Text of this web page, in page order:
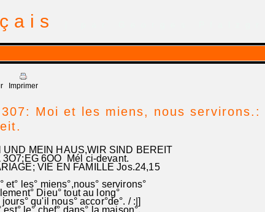
Imprimer
307: Moi et les miens, nous
UND MEIN HAUS,WIR SIND BEREIT
3O7;EG 6OO Mél ci-devant.
VIE EN FAMILLE Jos.24,15
et° les° miens°,nous° servirons°
Dieu° tout au long°
qu'il nous° accor°de°. / :|]
est° le° chef° dans° la maison°,